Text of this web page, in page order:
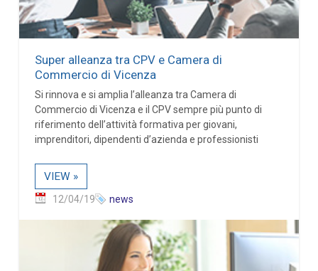
Super alleanza tra CPV e Camera di
Commercio di Vicenza
Si rinnova e si amplia l’alleanza tra Camera di
Commercio di Vicenza e il CPV sempre più punto di
riferimento dell’attività formativa per giovani,
imprenditori, dipendenti d’azienda e professionisti
VIEW »
12/04/19 news